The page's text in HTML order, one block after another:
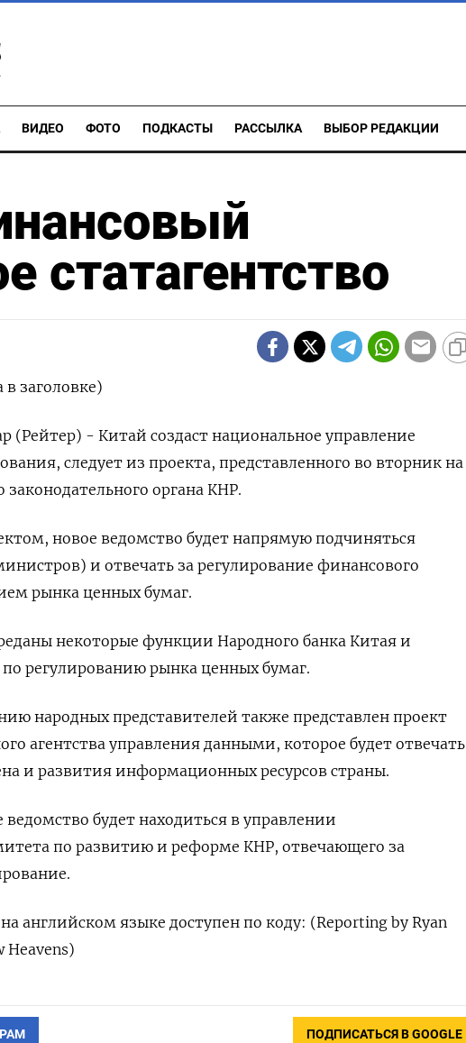
ВИДЕО ФОТО ПОДКАСТЫ РАССЫЛКА ВЫБОР РЕДАКЦИИ
статагентство
заголовке)
- Китай создаст национальное управление
следует из проекта, представленного во вторник на
органа КНР.
новое ведомство будет напрямую подчиняться
и отвечать за регулирование финансового
рынка ценных бумаг.
некоторые функции Народного банка Китая и
регулированию рынка ценных бумаг.
народных представителей также представлен проект
агентства управления данными, которое будет отвечать
и развития информационных ресурсов страны.
ведомство будет находиться в управлении
по развитию и реформе КНР, отвечающего за
английском языке доступен по коду: (Reporting by Ryan
Heavens)
ПОДПИСАТЬСЯ В GOOGLE